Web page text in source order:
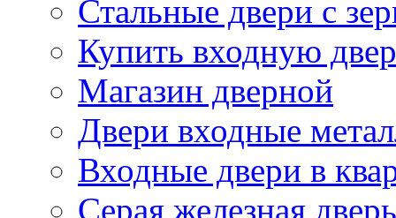
Стальные двери с
Купить входную
Магазин дверной
Двери входные
Входные двери в
Серая железная дверь